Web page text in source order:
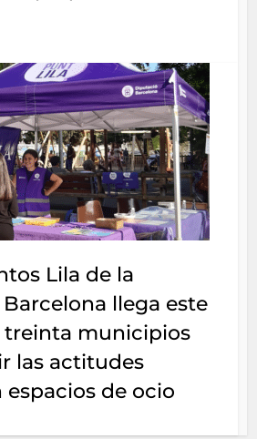
Lila de la
llega este
treinta municipios
las actitudes
espacios de ocio